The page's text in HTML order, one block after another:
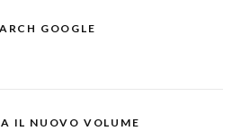
GOOGLE
IL NUOVO VOLUME